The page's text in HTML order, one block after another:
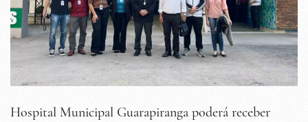
Hospital Municipal Guarapiranga poderá receber